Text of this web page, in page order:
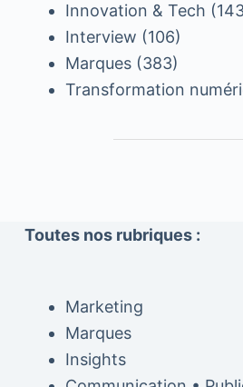
Innovation & Tech
Interview (106)
Marques(383)
Transformation
Toutes nos rubriques :
Marketing
Marques
Insights